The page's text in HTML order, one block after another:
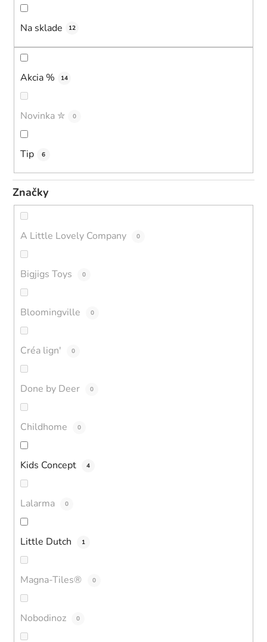
Na sklade 12
Akcia % 14
Novinka ✮ 0
Tip 6
Značky
A Little Lovely Company 0
Bigjigs Toys 0
Bloomingville 0
Créa lign' 0
Done by Deer 0
Childhome 0
Kids Concept 4
Lalarma 0
Little Dutch 1
Magna-Tiles® 0
Nobodinoz 0